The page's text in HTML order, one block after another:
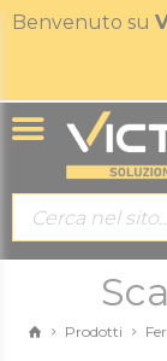
Benvenuto su
Prodotti